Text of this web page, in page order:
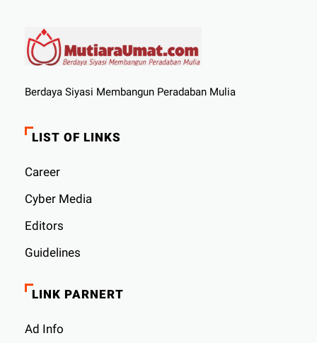
Berdaya Siyasi Membangun Peradaban Mulia
LIST OF LINKS
Career
Cyber ​​Media
Editors
Guidelines
LINK PARNERT
Ad Info